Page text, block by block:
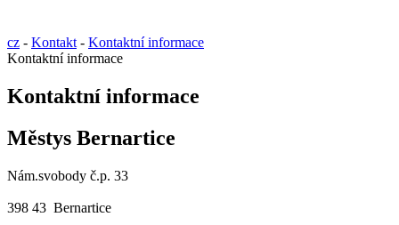
cz - Kontakt - Kontaktní informace
Kontaktní informace
Kontaktní informace
Městys Bernartice
Nám.svobody č.p. 33
398 43 Bernartice